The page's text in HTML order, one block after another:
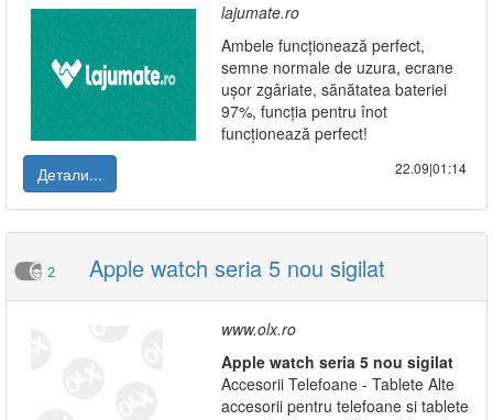
lajumate.ro
Ambele funcționează perfect,
semne normale de uzura, ecrane
ușor zgâriate, sănătatea bateriei
97%, funcția pentru înot
funcționează perfect!
Детали...
22.09|01:14
2 Apple watch seria 5 nou sigilat
www.olx.ro
Apple watch seria 5 nou sigilat
Accesorii Telefoane - Tablete Alte
accesorii pentru telefoane si tablete